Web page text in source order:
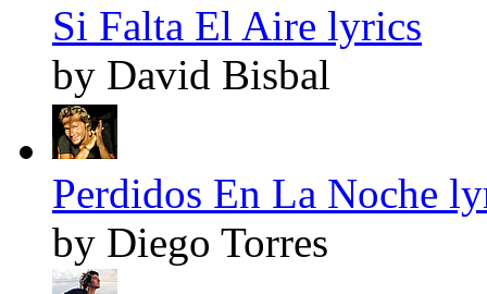
Si Falta El Aire lyrics
by David Bisbal
Perdidos En La Noche
by Diego Torres